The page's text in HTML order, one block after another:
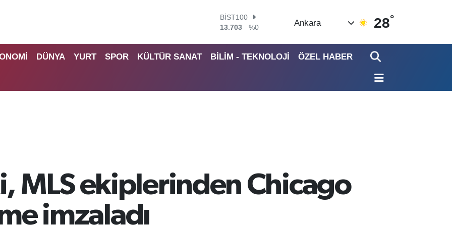
BITCOIN
64.475,47
%0.66
EURO
Ankara 28°
DÜNYA YURT SPOR KÜLTÜR SANAT BİLİM - TEKNOLOJİ ÖZEL HABER
MLS ekiplerinden Chicago
imzaladı